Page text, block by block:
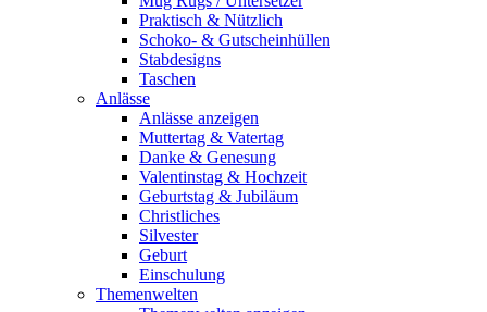
Praktisch & Nützlich
Schoko- & Gutscheinhüllen
Stabdesigns
Taschen
Anlässe
Anlässe anzeigen
Muttertag & Vatertag
Danke & Genesung
Valentinstag & Hochzeit
Geburtstag & Jubiläum
Christliches
Silvester
Geburt
Einschulung
Themenwelten